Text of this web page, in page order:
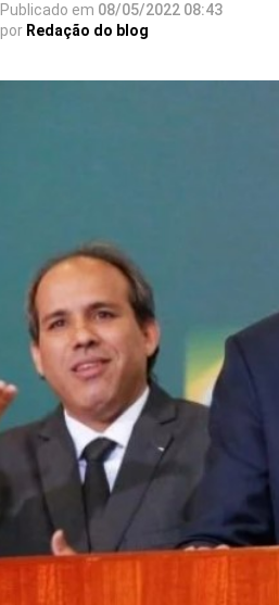
Publicado em 08/05/2022 08:43
por Redação do blog